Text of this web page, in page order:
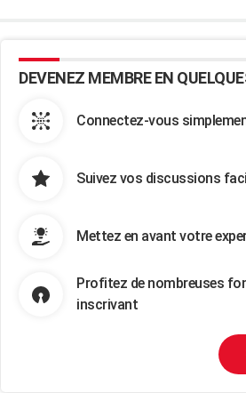
DEVENEZ MEMBRE EN
Connectez-vous
Suivez vos discussions
Mettez en avant votre
Profitez de nombreuses
inscrivant